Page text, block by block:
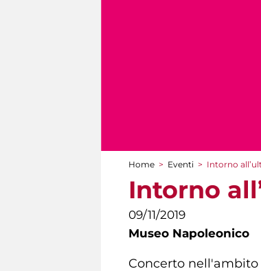
Tu sei qui
Home > Eventi > Intorno
Intorno
09/11/2019
Museo Napoleonico
Concerto nell'ambito